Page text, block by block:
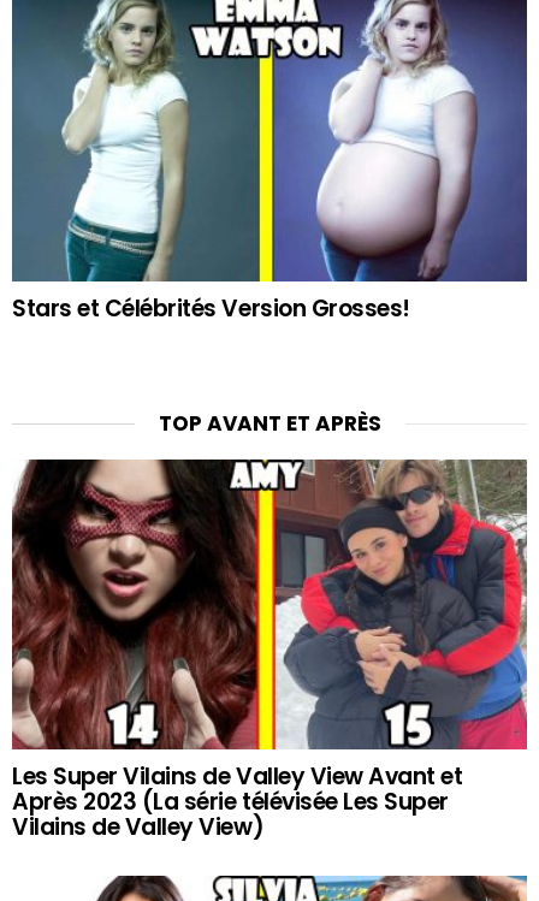
Stars et Célébrités Version Grosses!
TOP AVANT ET APRÈS
Les Super Vilains de Valley View Avant et
Après 2023 (La série télévisée Les Super
Vilains de Valley View)